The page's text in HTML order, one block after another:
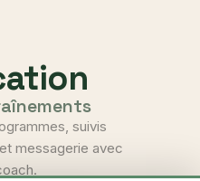
suivis
messagerie avec